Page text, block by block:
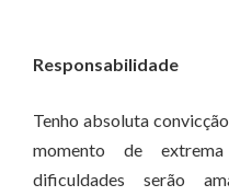
Responsabilidade
Tenho absoluta
momento de
dificuldades serão